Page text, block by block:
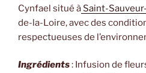
Cynfael situé à Saint-
de-la-Loire, avec des
respectueuses de
Ingrédients: Infusion de